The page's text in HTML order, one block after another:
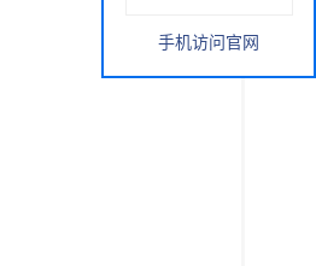
手机访问官网